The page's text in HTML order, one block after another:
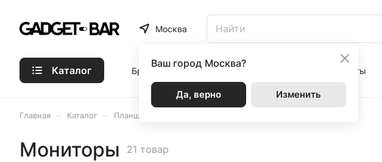
Москва
Ваш город Москва?
Да, верно Изменить
Каталог Бренды Статьи Акции Контакты
Главная Каталог Планшеты и ПК
Мониторы 21 товар